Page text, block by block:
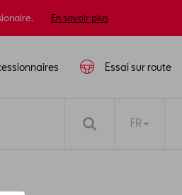
En savoir plus
Essai sur route
FR